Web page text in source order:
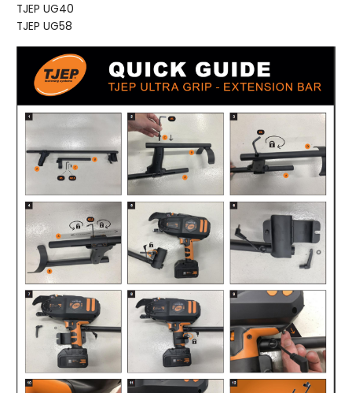
TJEP UG40
TJEP UG58